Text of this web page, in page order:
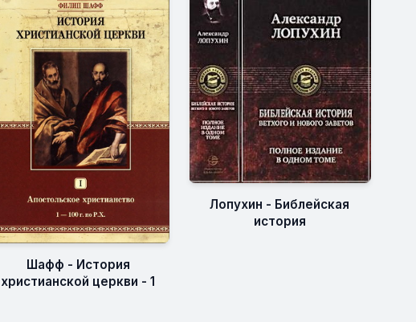
Шафф - История
христианской церкви - 1
Лопухин - Библейская
история